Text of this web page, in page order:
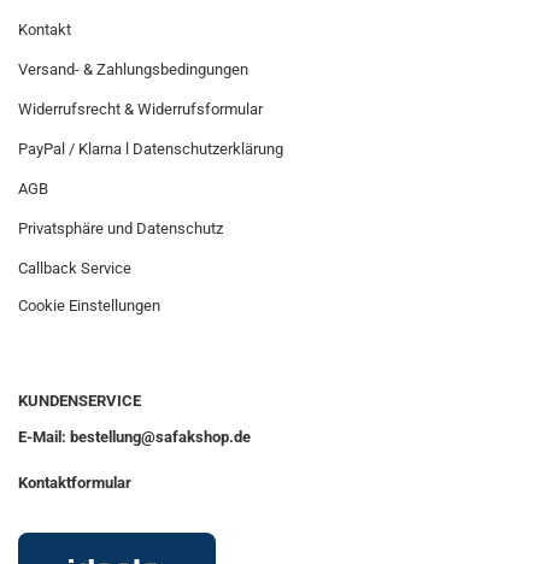
Kontakt
Versand- & Zahlungsbedingungen
Widerrufsrecht & Widerrufsformular
PayPal / Klarna l Datenschutzerklärung
AGB
Privatsphäre und Datenschutz
Callback Service
Cookie Einstellungen
KUNDENSERVICE
E-Mail: bestellung@safakshop.de
Kontaktformular